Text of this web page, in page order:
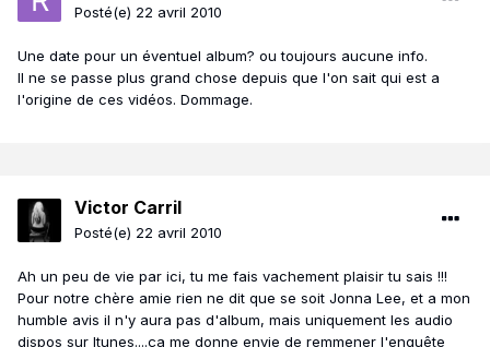
Posté(e) 22 avril 2010
Une date pour un éventuel album? ou toujours aucune info.
Il ne se passe plus grand chose depuis que l'on sait qui est a
l'origine de ces vidéos. Dommage.
Victor Carril
Posté(e) 22 avril 2010
Ah un peu de vie par ici, tu me fais vachement plaisir tu sais !!!
Pour notre chère amie rien ne dit que se soit Jonna Lee, et a mon
humble avis il n'y aura pas d'album, mais uniquement les audio
dispos sur Itunes....ça me donne envie de remmener l'enquête